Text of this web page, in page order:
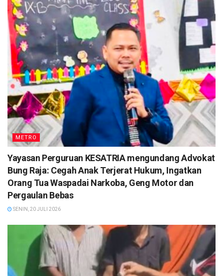
METRO
Yayasan Perguruan KESATRIA mengundang Advokat
Bung Raja: Cegah Anak Terjerat Hukum, Ingatkan
Orang Tua Waspadai Narkoba, Geng Motor dan
Pergaulan Bebas
SENIN, 20 JULI 2026